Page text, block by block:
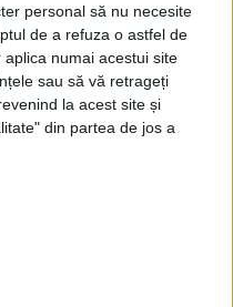
personal să nu necesite
de a refuza o astfel de
numai acestui site
sau să vă retrageți
la acest site și
din partea de jos a
Jules Verne , cel
sale au fost
și anume
(făcând referire la